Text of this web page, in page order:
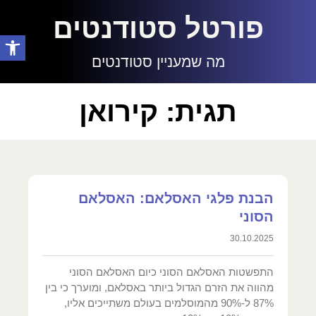
פתח
פורטל סטודנטים
מה שמעניין סטודנטים
תגית: קירואן
הבנת פלגי האסלאם: האסלאם
הסוני
30.10.2025
התפשטות האסלאם הסוני כיום האסלאם הסוני
מהווה את הזרם הגדול ביותר באסלאם, ומוערך כי בין
87% ל-90% מהמוסלמים בעולם משתייכים אליו,